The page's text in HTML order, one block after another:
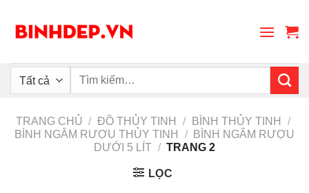
content
kiếm:
TRANG CHỦ / ĐỒ THỦY TINH / BÌNH THỦY TINH
/
BÌNH NGÂM RƯỢU THỦY TINH
/
BÌNH NGÂM RƯỢU
DƯỚI 5 LÍT / TRANG 2
LỌC